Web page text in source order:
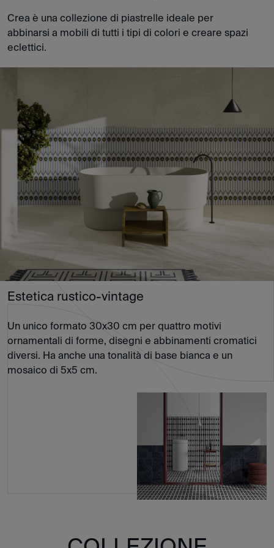
Crea è una collezione di piastrelle ideale per
abbinarsi a mobili di tutti i tipi di colori e creare spazi
eclettici.
Estetica rustico-vintage
Un unico formato 30x30 cm per quattro motivi
ornamentali di forme, disegni e abbinamenti cromatici
diversi. Ha anche una tonalità di base bianca e un
mosaico di 5x5 cm.